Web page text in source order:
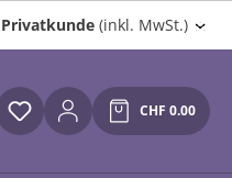
Privatkunde (inkl. MwSt.)
Du hast 0 Produkte auf
CHF 0.00